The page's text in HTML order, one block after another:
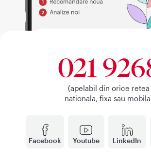
Facebook Youtube LinkedIn
021
(apelabil din orice retea
nationala, fixa sau